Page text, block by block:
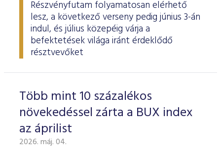
Részvényfutam folyamatosan elérhető
lesz, a következő verseny pedig június 3-án
indul, és július közepéig várja a
befektetések világa iránt érdeklődő
résztvevőket
Több mint 10 százalékos
növekedéssel zárta a BUX index
az áprilist
2026. máj. 04.